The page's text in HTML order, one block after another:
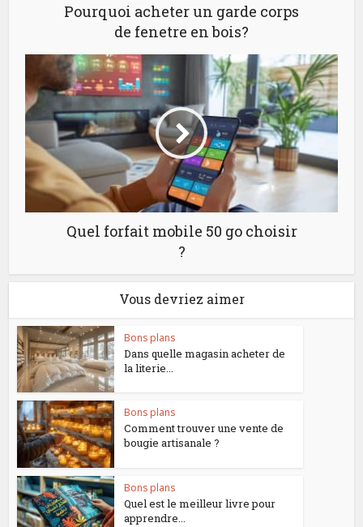
Pourquoi acheter un garde corps
de fenetre en bois?
Quel forfait mobile 50 go choisir
?
Vous devriez aimer
Bons plans
Dans quelle magasin acheter de
la literie...
Bons plans
Comment trouver une vente de
bougie artisanale ?
Bons plans
Quel est le meilleur livre pour
apprendre...